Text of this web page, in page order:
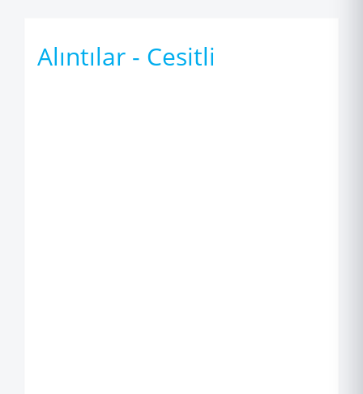
Alıntılar - Cesitli